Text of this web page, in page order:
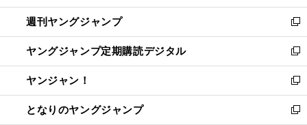
開
く
ウ
で
開
く
ン
ド
ウ
で
開
く
ウ
ィ
ン
ド
ウ
で
開
く
週刊ヤングジャンプ
新
し
い
ウ
ィ
ン
ド
ヤングジャンプ定期購読デジタル
新
し
い
ウ
ィ
ヤンジャン！
新
し
い
となりのヤングジャンプ
新